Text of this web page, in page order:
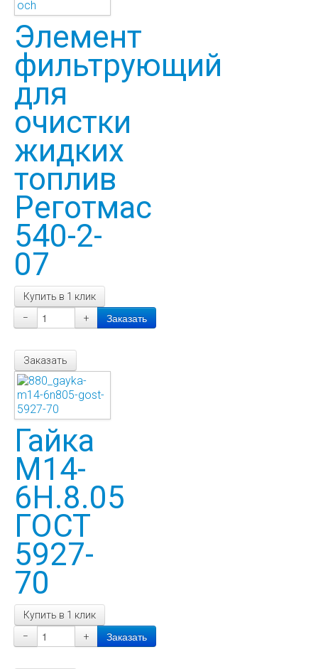
Элемент
фильтрующий
для
очистки
жидких
топлив
Реготмас
540-2-
07
Купить в 1 клик
−
+
Заказать
Гайка
М14-
6Н.8.05
ГОСТ
5927-
70
Купить в 1 клик
−
+